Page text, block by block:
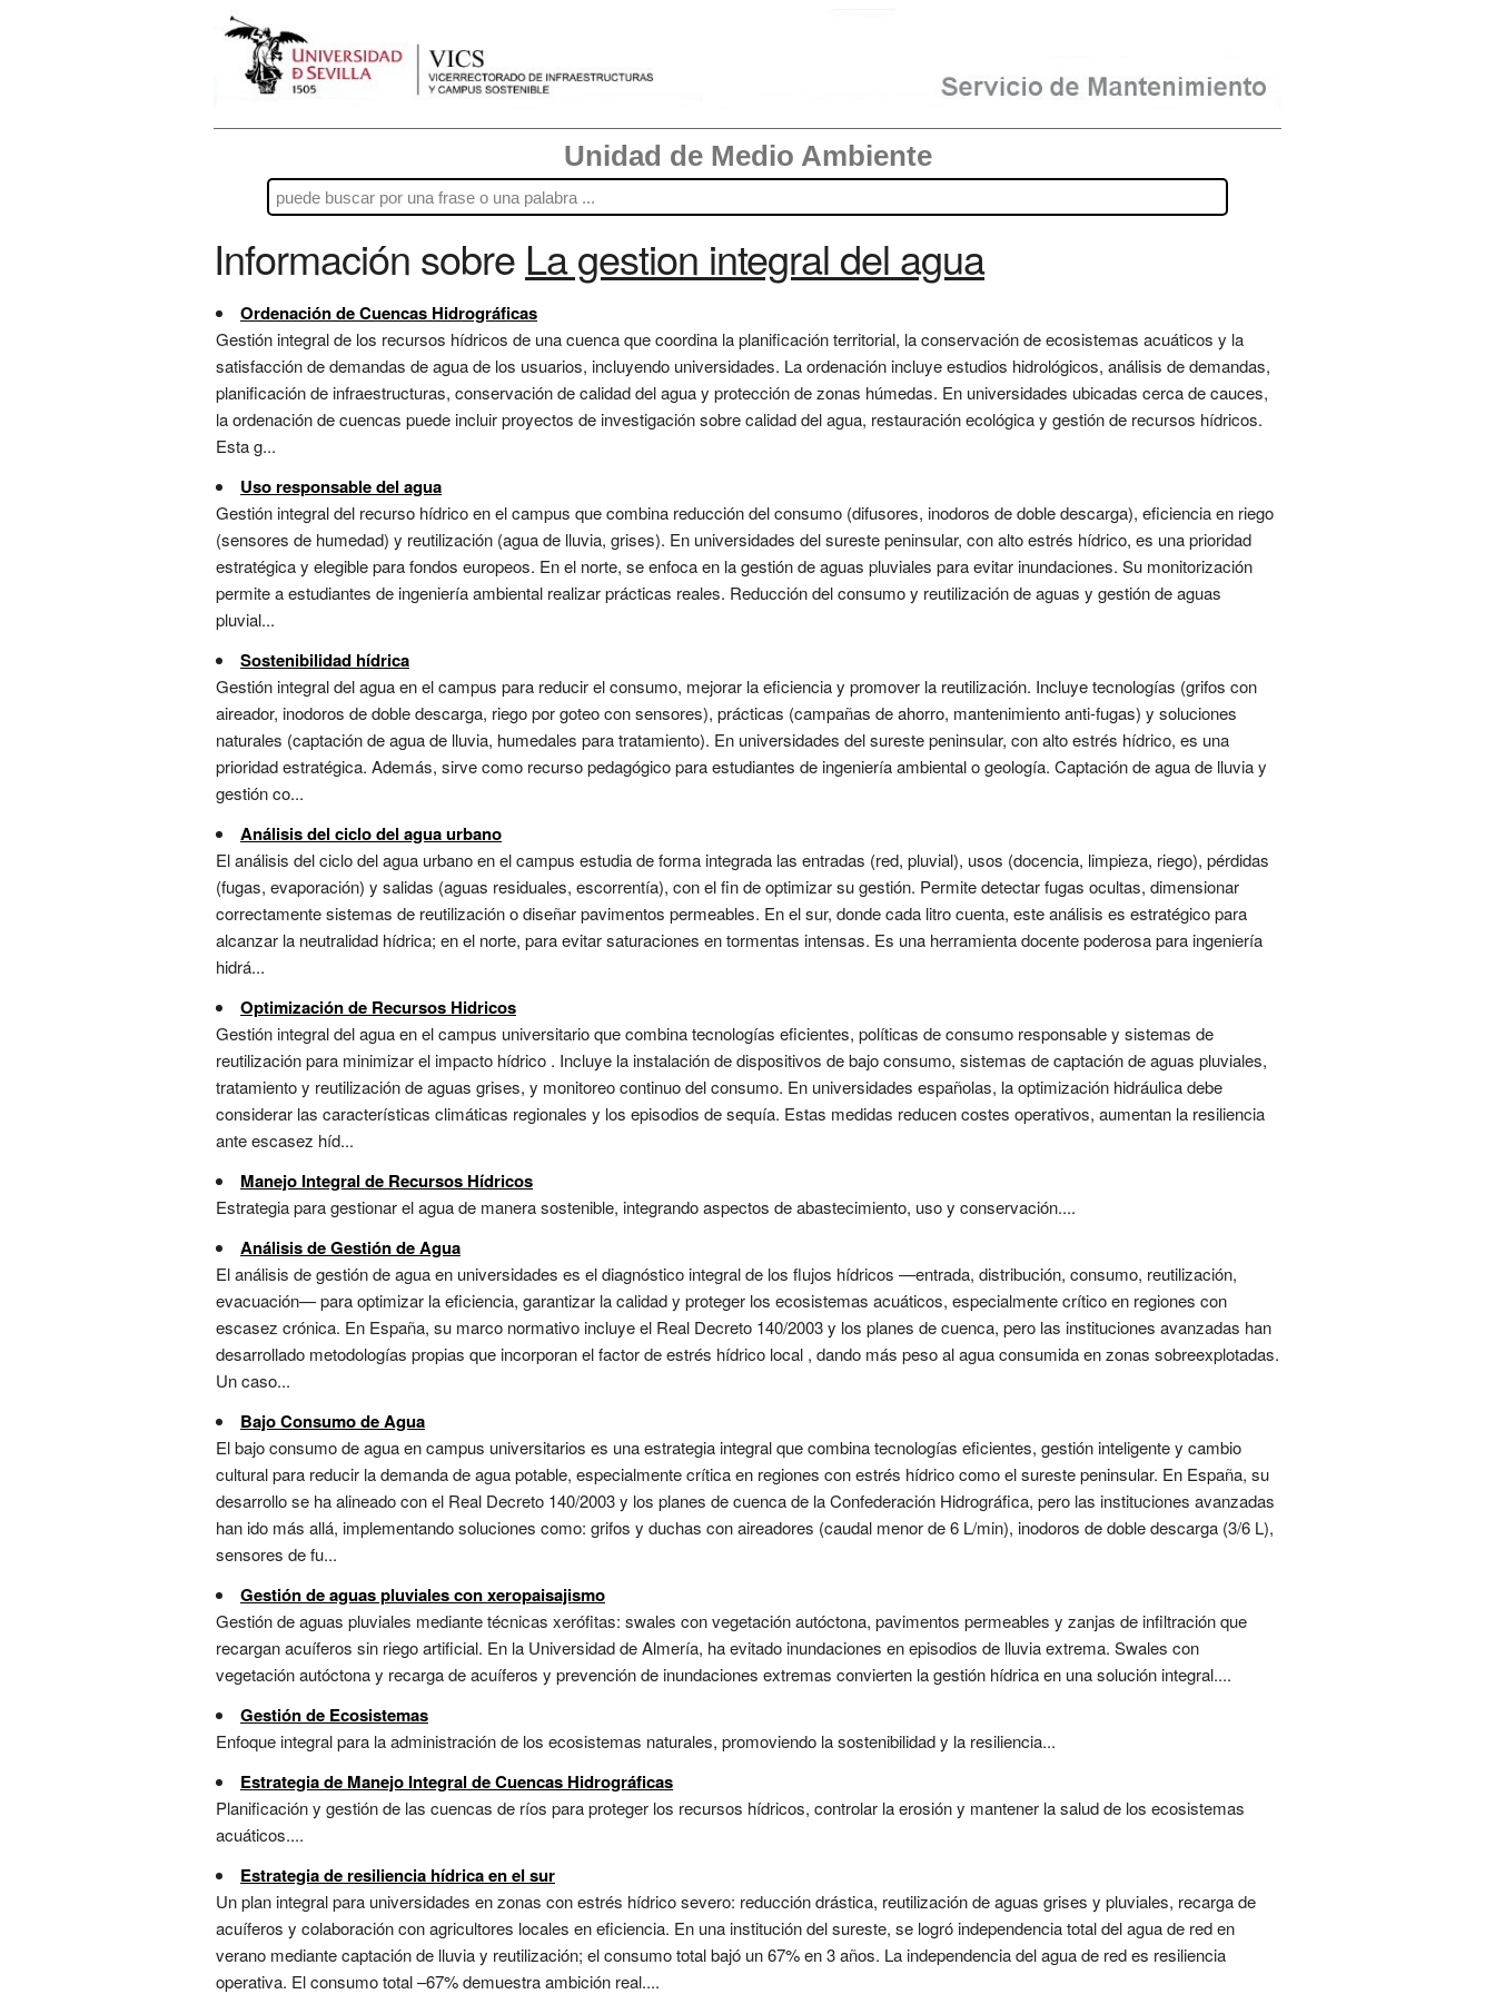
Unidad de Medio Ambiente
Información sobre La gestion integral del agua
Ordenación de Cuencas Hidrográficas
Gestión integral de los recursos hídricos de una cuenca que coordina la planificación territorial, la conservación de ecosistemas acuáticos y la
satisfacción de demandas de agua de los usuarios, incluyendo universidades. La ordenación incluye estudios hidrológicos, análisis de demandas,
planificación de infraestructuras, conservación de calidad del agua y protección de zonas húmedas. En universidades ubicadas cerca de cauces,
la ordenación de cuencas puede incluir proyectos de investigación sobre calidad del agua, restauración ecológica y gestión de recursos hídricos.
Esta g...
Uso responsable del agua
Gestión integral del recurso hídrico en el campus que combina reducción del consumo (difusores, inodoros de doble descarga), eficiencia en riego
(sensores de humedad) y reutilización (agua de lluvia, grises). En universidades del sureste peninsular, con alto estrés hídrico, es una prioridad
estratégica y elegible para fondos europeos. En el norte, se enfoca en la gestión de aguas pluviales para evitar inundaciones. Su monitorización
permite a estudiantes de ingeniería ambiental realizar prácticas reales. Reducción del consumo y reutilización de aguas y gestión de aguas
pluvial...
Sostenibilidad hídrica
Gestión integral del agua en el campus para reducir el consumo, mejorar la eficiencia y promover la reutilización. Incluye tecnologías (grifos con
aireador, inodoros de doble descarga, riego por goteo con sensores), prácticas (campañas de ahorro, mantenimiento anti-fugas) y soluciones
naturales (captación de agua de lluvia, humedales para tratamiento). En universidades del sureste peninsular, con alto estrés hídrico, es una
prioridad estratégica. Además, sirve como recurso pedagógico para estudiantes de ingeniería ambiental o geología. Captación de agua de lluvia y
gestión co...
Análisis del ciclo del agua urbano
El análisis del ciclo del agua urbano en el campus estudia de forma integrada las entradas (red, pluvial), usos (docencia, limpieza, riego), pérdidas
(fugas, evaporación) y salidas (aguas residuales, escorrentía), con el fin de optimizar su gestión. Permite detectar fugas ocultas, dimensionar
correctamente sistemas de reutilización o diseñar pavimentos permeables. En el sur, donde cada litro cuenta, este análisis es estratégico para
alcanzar la neutralidad hídrica; en el norte, para evitar saturaciones en tormentas intensas. Es una herramienta docente poderosa para ingeniería
hidrá...
Optimización de Recursos Hidricos
Gestión integral del agua en el campus universitario que combina tecnologías eficientes, políticas de consumo responsable y sistemas de
reutilización para minimizar el impacto hídrico . Incluye la instalación de dispositivos de bajo consumo, sistemas de captación de aguas pluviales,
tratamiento y reutilización de aguas grises, y monitoreo continuo del consumo. En universidades españolas, la optimización hidráulica debe
considerar las características climáticas regionales y los episodios de sequía. Estas medidas reducen costes operativos, aumentan la resiliencia
ante escasez híd...
Manejo Integral de Recursos Hídricos
Estrategia para gestionar el agua de manera sostenible, integrando aspectos de abastecimiento, uso y conservación....
Análisis de Gestión de Agua
El análisis de gestión de agua en universidades es el diagnóstico integral de los flujos hídricos —entrada, distribución, consumo, reutilización,
evacuación— para optimizar la eficiencia, garantizar la calidad y proteger los ecosistemas acuáticos, especialmente crítico en regiones con
escasez crónica. En España, su marco normativo incluye el Real Decreto 140/2003 y los planes de cuenca, pero las instituciones avanzadas han
desarrollado metodologías propias que incorporan el factor de estrés hídrico local , dando más peso al agua consumida en zonas sobreexplotadas.
Un caso...
Bajo Consumo de Agua
El bajo consumo de agua en campus universitarios es una estrategia integral que combina tecnologías eficientes, gestión inteligente y cambio
cultural para reducir la demanda de agua potable, especialmente crítica en regiones con estrés hídrico como el sureste peninsular. En España, su
desarrollo se ha alineado con el Real Decreto 140/2003 y los planes de cuenca de la Confederación Hidrográfica, pero las instituciones avanzadas
han ido más allá, implementando soluciones como: grifos y duchas con aireadores (caudal menor de 6 L/min), inodoros de doble descarga (3/6 L),
sensores de fu...
Gestión de aguas pluviales con xeropaisajismo
Gestión de aguas pluviales mediante técnicas xerófitas: swales con vegetación autóctona, pavimentos permeables y zanjas de infiltración que
recargan acuíferos sin riego artificial. En la Universidad de Almería, ha evitado inundaciones en episodios de lluvia extrema. Swales con
vegetación autóctona y recarga de acuíferos y prevención de inundaciones extremas convierten la gestión hídrica en una solución integral....
Gestión de Ecosistemas
Enfoque integral para la administración de los ecosistemas naturales, promoviendo la sostenibilidad y la resiliencia...
Estrategia de Manejo Integral de Cuencas Hidrográficas
Planificación y gestión de las cuencas de ríos para proteger los recursos hídricos, controlar la erosión y mantener la salud de los ecosistemas
acuáticos....
Estrategia de resiliencia hídrica en el sur
Un plan integral para universidades en zonas con estrés hídrico severo: reducción drástica, reutilización de aguas grises y pluviales, recarga de
acuíferos y colaboración con agricultores locales en eficiencia. En una institución del sureste, se logró independencia total del agua de red en
verano mediante captación de lluvia y reutilización; el consumo total bajó un 67% en 3 años. La independencia del agua de red es resiliencia
operativa. El consumo total –67% demuestra ambición real....